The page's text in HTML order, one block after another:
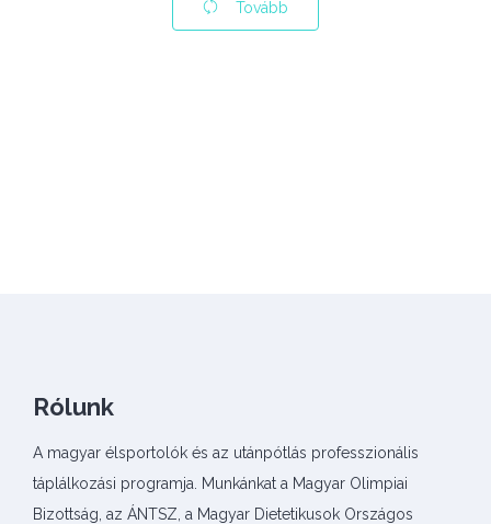
Tovább
Rólunk
A magyar élsportolók és az utánpótlás professzionális
táplálkozási programja. Munkánkat a Magyar Olimpiai
Bizottság, az ÁNTSZ, a Magyar Dietetikusok Országos